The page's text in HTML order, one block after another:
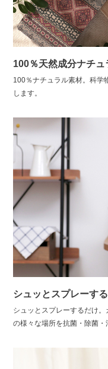
100％天然成分ナチ
100％ナチュラル素材。科学
します。
シュッとスプレーす
シュッとスプレーするだけ
の様々な場所を抗菌・除菌・